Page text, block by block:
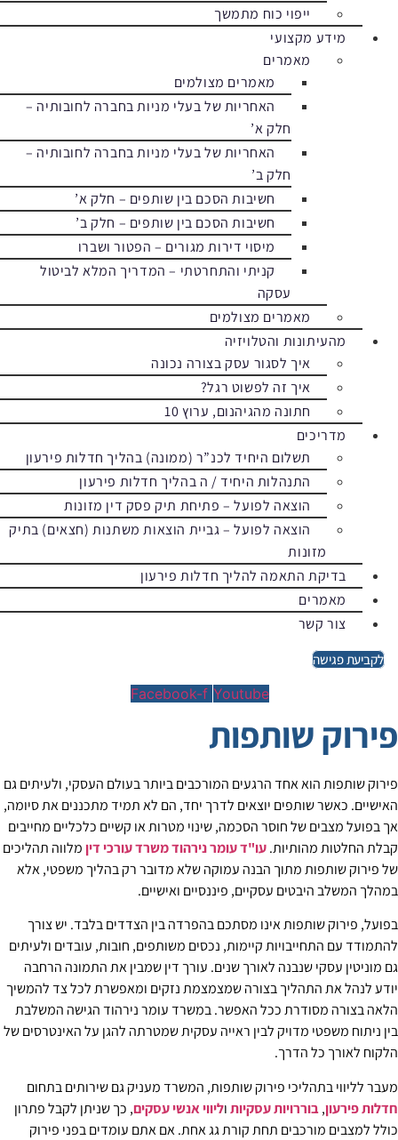
ייפוי כוח מתמשך
מידע מקצועי
מאמרים
מאמרים מצולמים
האחריות של בעלי מניות בחברה לחובותיה –
חלק א’
האחריות של בעלי מניות בחברה לחובותיה –
חלק ב’
חשיבות הסכם בין שותפים – חלק א’
חשיבות הסכם בין שותפים – חלק ב’
מיסוי דירות מגורים – הפטור ושברו
קניתי והתחרטתי – המדריך המלא לביטול
עסקה
מאמרים מצולמים
מהעיתונות והטלויזיה
איך לסגור עסק בצורה נכונה
איך זה לפשוט רגל?
חתונה מהגיהנום, ערוץ 10
מדריכים
תשלום היחיד לכנ”ר (ממונה) בהליך חדלות פירעון
התנהלות היחיד / ה בהליך חדלות פירעון
הוצאה לפועל – פתיחת תיק פסק דין מזונות
הוצאה לפועל – גביית הוצאות משתנות (חצאים) בתיק
מזונות
בדיקת התאמה להליך חדלות פירעון
מאמרים
צור קשר
לקביעת פגישה
Facebook-f Youtube
פירוק שותפות
פירוק שותפות הוא אחד הרגעים המורכבים ביותר בעולם העסקי, ולעיתים גם
האישיים. כאשר שותפים יוצאים לדרך יחד, הם לא תמיד מתכננים את סיומה,
אך בפועל מצבים של חוסר הסכמה, שינוי מטרות או קשיים כלכליים מחייבים
קבלת החלטות מהותיות.עו"ד עומר נירהוד משרד עורכי דיןמלווה תהליכים
של פירוק שותפות מתוך הבנה עמוקה שלא מדובר רק בהליך משפטי, אלא
במהלך המשלב היבטים עסקיים, פיננסיים ואישיים.
בפועל, פירוק שותפות אינו מסתכם בהפרדה בין הצדדים בלבד. יש צורך
להתמודד עם התחייבויות קיימות, נכסים משותפים, חובות, עובדים ולעיתים
גם מוניטין עסקי שנבנה לאורך שנים. עורך דין שמבין את התמונה הרחבה
יודע לנהל את התהליך בצורה שמצמצמת נזקים ומאפשרת לכל צד להמשיך
הלאה בצורה מסודרת ככל האפשר. במשרד עומר נירהוד הגישה המשלבת
בין ניתוח משפטי מדויק לבין ראייה עסקית שמטרתה להגן על האינטרסים של
הלקוח לאורך כל הדרך.
מעבר לליווי בתהליכי פירוק שותפות, המשרד מעניק גם שירותים בתחום
חדלות פירעון,בוררויות עסקיותוליווי אנשי עסקים, כך שניתן לקבל פתרון
כולל למצבים מורכבים תחת קורת גג אחת. אם אתם עומדים בפני פירוק